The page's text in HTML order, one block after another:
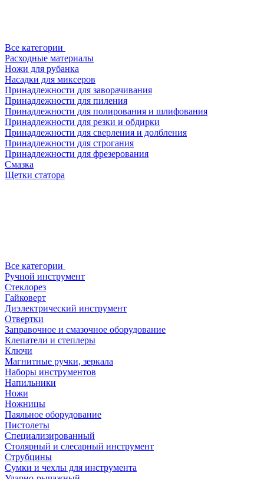
Все категории
Расходные материалы
Ножи для рубанка
Насадки для миксеров
Принадлежности для заворачивания
Принадлежности для пиления
Принадлежности для полирования и шлифования
Принадлежности для резки и обдирки
Принадлежности для сверления и долбления
Принадлежности для строгания
Принадлежности для фрезерования
Смазка
Щетки статора
Все категории
Ручной инструмент
Стеклорез
Гайковерт
Диэлектрический инструмент
Отвертки
Заправочное и смазочное оборудование
Клепатели и степлеры
Ключи
Магнитные ручки, зеркала
Наборы инструментов
Напильники
Ножи
Ножницы
Паяльное оборудование
Пистолеты
Специализированный
Столярный и слесарный инструмент
Струбцины
Сумки и чехлы для инструмента